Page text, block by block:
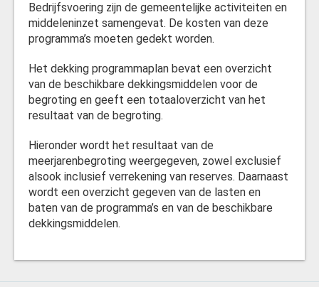
Bedrijfsvoering zijn de gemeentelijke activiteiten en
middeleninzet samengevat. De kosten van deze
programma’s moeten gedekt worden.
Het dekking programmaplan bevat een overzicht
van de beschikbare dekkingsmiddelen voor de
begroting en geeft een totaaloverzicht van het
resultaat van de begroting.
Hieronder wordt het resultaat van de
meerjarenbegroting weergegeven, zowel exclusief
alsook inclusief verrekening van reserves. Daarnaast
wordt een overzicht gegeven van de lasten en
baten van de programma’s en van de beschikbare
dekkingsmiddelen.